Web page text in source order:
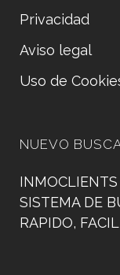
Privacidad
Aviso legal
Uso de
NUEVO
INMOCLIENTS
SISTEMA DE
RAPIDO,